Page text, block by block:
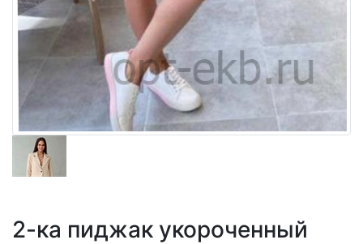
2-ка пиджак укороченный